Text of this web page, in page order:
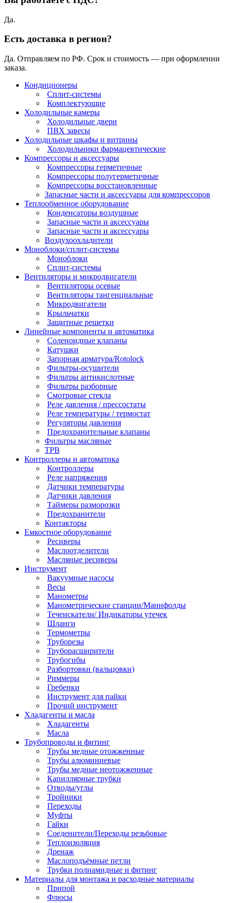
Да.
Есть доставка в регион?
Да. Отправляем по РФ. Срок и стоимость — при оформлении
заказа.
Кондиционеры
Сплит-системы
Комплектующие
Холодильные камеры
Холодильные двери
ПВХ завесы
Холодильные шкафы и витрины
Холодильники фармацевтические
Компрессоры и аксессуары
Компрессоры герметичные
Компрессоры полугерметичные
Компрессоры восстановленные
Запасные части и аксессуары для компрессоров
Теплообменное оборудование
Конденсаторы воздушные
Запасные части и аксессуары
Запасные части и аксессуары
Воздухоохладители
Моноблоки/сплит-системы
Моноблоки
Сплит-системы
Вентиляторы и микродвигатели
Вентиляторы осевые
Вентиляторы тангенциальные
Микродвигатели
Крыльчатки
Защитные решетки
Линейные компоненты и автоматика
Соленоидные клапаны
Катушки
Запорная арматура/Rotolock
Фильтры-осушители
Фильтры антикислотные
Фильтры разборные
Смотровые стекла
Реле давления / прессостаты
Реле температуры / термостат
Регуляторы давления
Предохранительные клапаны
Фильтры масляные
ТРВ
Контроллеры и автоматика
Контроллеры
Реле напряжения
Датчики температуры
Датчики давления
Таймеры разморозки
Предохранители
Контакторы
Емкостное оборудование
Ресиверы
Маслоотделители
Масляные ресиверы
Инструмент
Вакуумные насосы
Весы
Манометры
Манометрические станции/Манифолды
Течеискатели/ Индикаторы утечек
Шланги
Термометры
Труборезы
Труборасширители
Трубогибы
Разбортовки (вальцовки)
Риммеры
Гребенки
Инструмент для пайки
Прочий инструмент
Хладагенты и масла
Хладагенты
Масла
Трубопроводы и фитинг
Трубы медные отожженные
Трубы алюминиевые
Трубы медные неотожженные
Капиллярные трубки
Отводы/углы
Тройники
Переходы
Муфты
Гайки
Соеденители/Переходы резьбовые
Теплоизоляция
Дренаж
Маслоподъёмные петли
Трубки полиамидные и фитинг
Материалы для монтажа и расходные материалы
Припой
Флюсы